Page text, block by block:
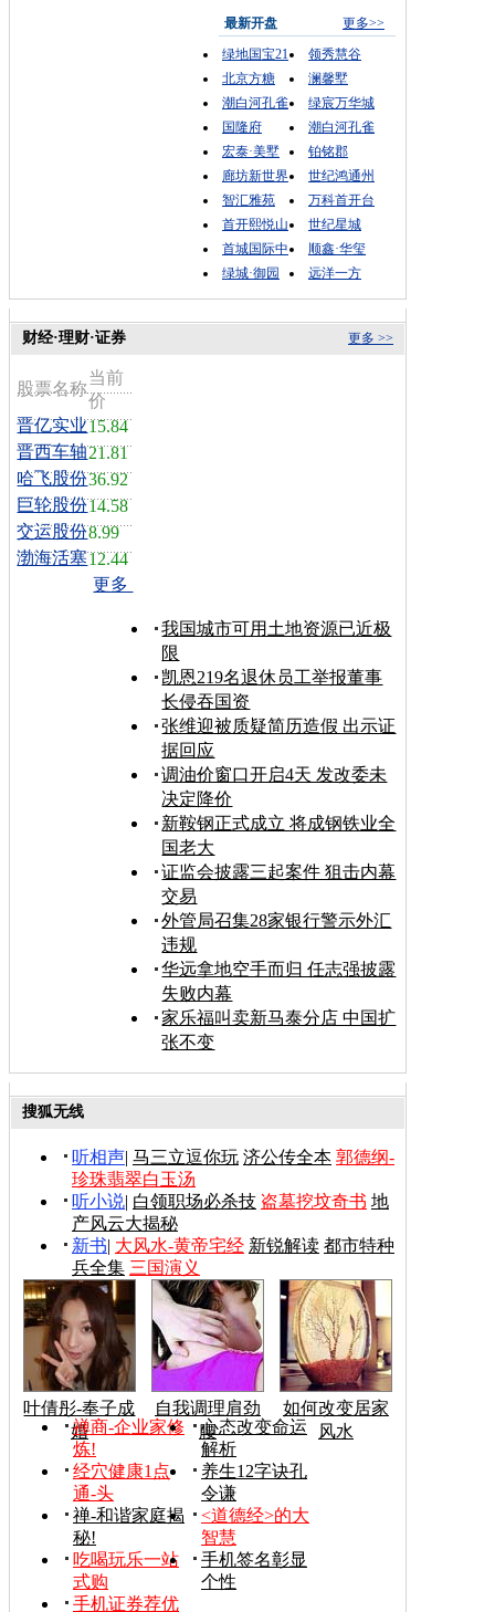
最新开盘
更多>>
绿地国宝21
领秀慧谷
北京方糖
澜馨墅
潮白河孔雀
绿宸万华城
国隆府
潮白河孔雀
宏泰·美墅
铂铭郡
廊坊新世界
世纪鸿通州
智汇雅苑
万科首开台
首开熙悦山
世纪星城
首城国际中
顺鑫·华玺
绿城·御园
远洋一方
更多 >>
财经·理财·证券
股票名称
当前
价
晋亿实业15.84
晋西车轴21.81
哈飞股份36.92
巨轮股份14.58
交运股份8.99
渤海活塞12.44
更多
我国城市可用土地资源已近极
限
凯恩219名退休员工举报董事
长侵吞国资
张维迎被质疑简历造假 出示证
据回应
调油价窗口开启4天 发改委未
决定降价
新鞍钢正式成立 将成钢铁业全
国老大
证监会披露三起案件 狙击内幕
交易
外管局召集28家银行警示外汇
违规
华远拿地空手而归 任志强披露
失败内幕
家乐福叫卖新马泰分店 中国扩
张不变
搜狐无线
听相声| 马三立逗你玩 济公传全本 郭德纲-
珍珠翡翠白玉汤
听小说| 白领职场必杀技 盗墓挖坟奇书 地
产风云大揭秘
新书| 大风水-黄帝宅经 新锐解读 都市特种
兵全集 三国演义
叶倩彤-奉子成
婚
自我调理肩劲
腰
如何改变居家
风水
禅商-企业家修
炼!
心态改变命运
解析
经穴健康1点
通-头
养生12字诀孔
令谦
禅-和谐家庭揭
秘!
<道德经>的大
智慧
吃喝玩乐一站
式购
手机签名彰显
个性
手机证券荐优